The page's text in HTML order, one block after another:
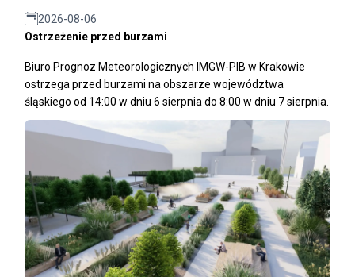
2026-08-06
Ostrzeżenie przed burzami
Biuro Prognoz Meteorologicznych IMGW-PIB w Krakowie
ostrzega przed burzami na obszarze województwa
śląskiego od 14:00 w dniu 6 sierpnia do 8:00 w dniu 7 sierpnia.